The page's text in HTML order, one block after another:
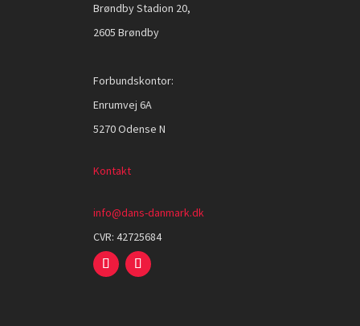
Brøndby Stadion 20,
2605 Brøndby
Forbundskontor:
Enrumvej 6A
5270 Odense N
Kontakt
info@dans-danmark.dk
CVR:42725684